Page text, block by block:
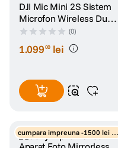
DJI Mic Mini 2S Sistem
Microfon Wireless Dual
2TX + 1 RX + Carcasa
Incarcare
(0)
1.09900 lei
cumpara impreuna -1500 lei di
scount obiectiv